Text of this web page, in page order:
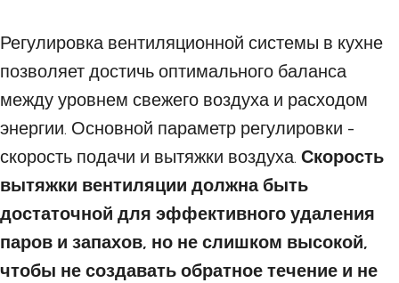
Регулировка вентиляционной системы в кухне
позволяет достичь оптимального баланса
между уровнем свежего воздуха и расходом
энергии. Основной параметр регулировки -
скорость подачи и вытяжки воздуха. Скорость
вытяжки вентиляции должна быть
достаточной для эффективного удаления
паров и запахов, но не слишком высокой,
чтобы не создавать обратное течение и не